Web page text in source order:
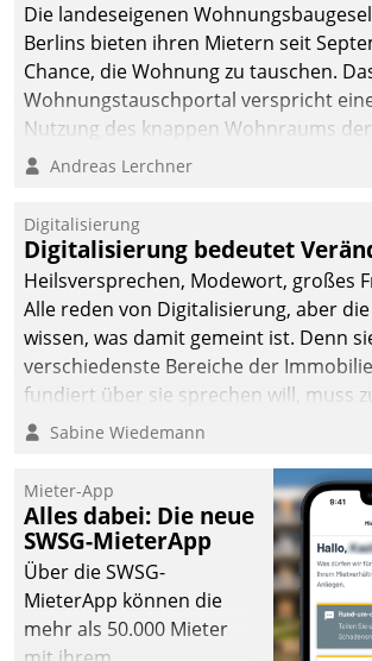
Die landeseigenen
Berlins bieten ihren Mietern seit
Chance, die Wohnung zu tauschen.
Wohnungstauschportal verspricht
Nutzung des knappen Wohnraums
Anwendungsfall für Datatrains Lösung
Unternehmen.
Andreas Lerchner
Digitalisierung
Digitalisierung bedeutet
Heilsversprechen, Modewort, großes
Alle reden von Digitalisierung, aber
wissen, was damit gemeint ist. Denn
verschiedenste Bereiche der
fundiert über sie sprechen will, muss
klären. Ein Aspekt ist die betriebliche
Einsparungen durch optimierte und
Prozesse. Doch man darf nicht zu viel
mit der Einführung einer neuen
getan. Die Digitalisierung erfordert
die Bereitschaft, sich zu überprüfen,
und zu verändern.
Sabine Wiedemann
Mieter-App
Alles dabei: Die neue
SWSG-MieterApp
Über die SWSG-
MieterApp können die
mehr als 50.000 Mieter